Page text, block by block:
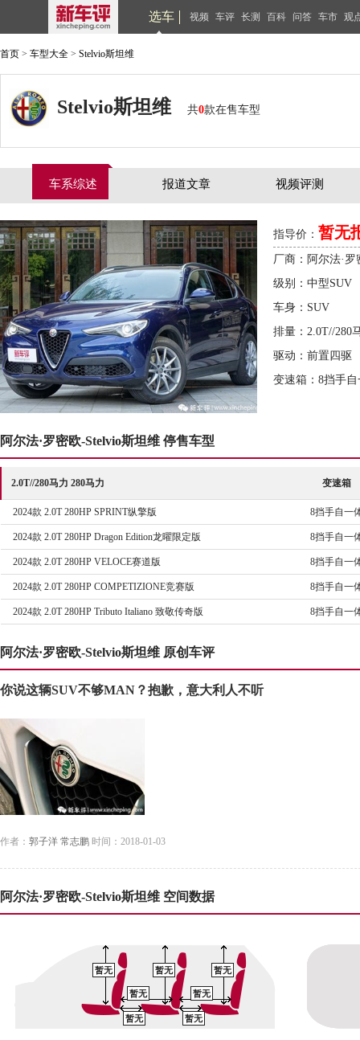
选车 视频 车评 长测 百科 问答 车市 观
首页 > 车型大全 > Stelvio斯坦维
Stelvio斯坦维 共0款在售车型
车系综述 报道文章 视频评测
指导价： 暂无
厂商：阿尔法·罗
级别：中型SUV
车身：SUV
排量：2.0T//280
驱动：前置四驱
变速箱：8挡手自
阿尔法·罗密欧-Stelvio斯坦维 停售车型
2.0T//280马力 280马力 变速箱
2024款 2.0T 280HP SPRINT纵擎版 8挡手自一
2024款 2.0T 280HP Dragon Edition龙曜限定版 8挡手自一
2024款 2.0T 280HP VELOCE赛道版 8挡手自一
2024款 2.0T 280HP COMPETIZIONE竞赛版 8挡手自一
2024款 2.0T 280HP Tributo Italiano 致敬传奇版 8挡手自一
阿尔法·罗密欧-Stelvio斯坦维 原创车评
你说这辆SUV不够MAN？抱歉，意大利人不听
作者： 郭子洋 常志鹏 时间：2018-01-03
阿尔法·罗密欧-Stelvio斯坦维 空间数据
暂无 暂无 暂无
暂无
暂无 暂无
暂无